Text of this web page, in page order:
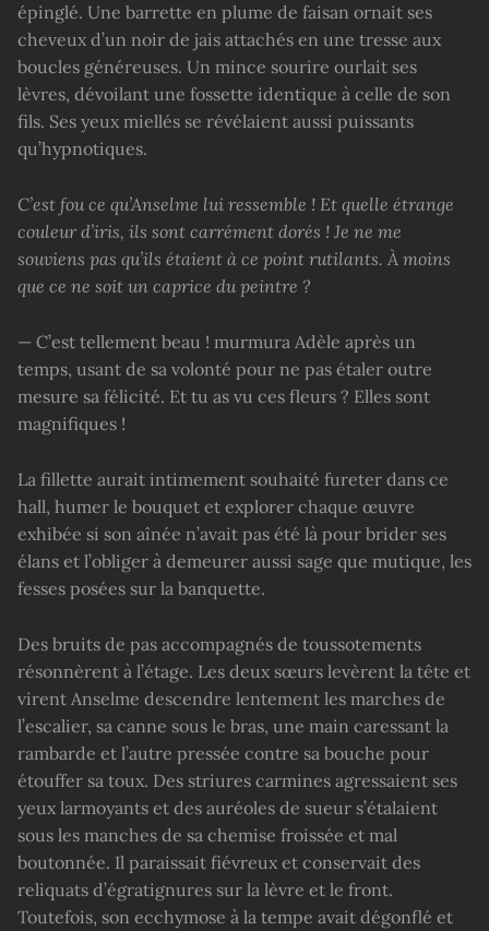
épinglé. Une barrette en plume de faisan ornait ses
cheveux d’un noir de jais attachés en une tresse aux
boucles généreuses. Un mince sourire ourlait ses
lèvres, dévoilant une fossette identique à celle de son
fils. Ses yeux miellés se révélaient aussi puissants
qu’hypnotiques.
C’est fou ce qu’Anselme lui ressemble ! Et quelle étrange
couleur d’iris, ils sont carrément dorés ! Je ne me
souviens pas qu’ils étaient à ce point rutilants. À moins
que ce ne soit un caprice du peintre ?
— C’est tellement beau ! murmura Adèle après un
temps, usant de sa volonté pour ne pas étaler outre
mesure sa félicité. Et tu as vu ces fleurs ? Elles sont
magnifiques !
La fillette aurait intimement souhaité fureter dans ce
hall, humer le bouquet et explorer chaque œuvre
exhibée si son aînée n’avait pas été là pour brider ses
élans et l’obliger à demeurer aussi sage que mutique, les
fesses posées sur la banquette.
Des bruits de pas accompagnés de toussotements
résonnèrent à l’étage. Les deux sœurs levèrent la tête et
virent Anselme descendre lentement les marches de
l’escalier, sa canne sous le bras, une main caressant la
rambarde et l’autre pressée contre sa bouche pour
étouffer sa toux. Des striures carmines agressaient ses
yeux larmoyants et des auréoles de sueur s’étalaient
sous les manches de sa chemise froissée et mal
boutonnée. Il paraissait fiévreux et conservait des
reliquats d’égratignures sur la lèvre et le front.
Toutefois, son ecchymose à la tempe avait dégonflé et